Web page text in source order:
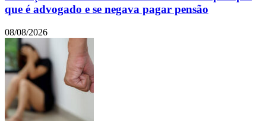
que é advogado e se negava pagar pensão
08/08/2026